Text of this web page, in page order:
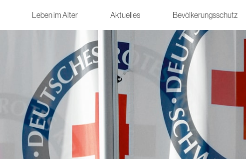
Leben im Alter Aktuelles Bevölkerungsschutz